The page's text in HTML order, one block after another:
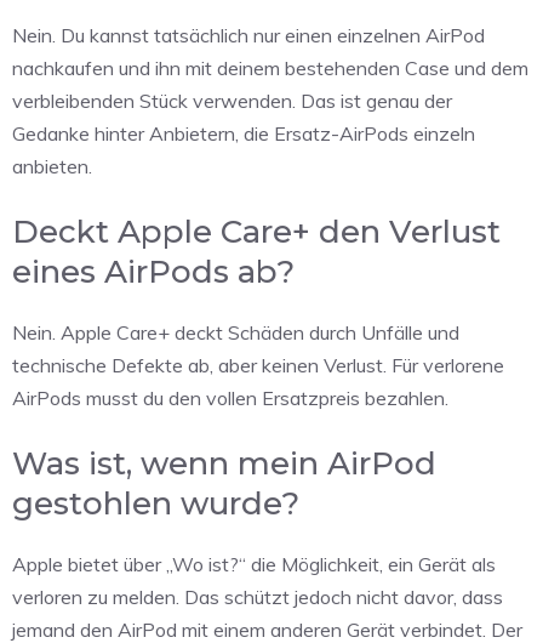
Nein. Du kannst tatsächlich nur einen einzelnen AirPod
nachkaufen und ihn mit deinem bestehenden Case und dem
verbleibenden Stück verwenden. Das ist genau der
Gedanke hinter Anbietern, die Ersatz-AirPods einzeln
anbieten.
Deckt Apple Care+ den Verlust
eines AirPods ab?
Nein. Apple Care+ deckt Schäden durch Unfälle und
technische Defekte ab, aber keinen Verlust. Für verlorene
AirPods musst du den vollen Ersatzpreis bezahlen.
Was ist, wenn mein AirPod
gestohlen wurde?
Apple bietet über „Wo ist?“ die Möglichkeit, ein Gerät als
verloren zu melden. Das schützt jedoch nicht davor, dass
jemand den AirPod mit einem anderen Gerät verbindet. Der